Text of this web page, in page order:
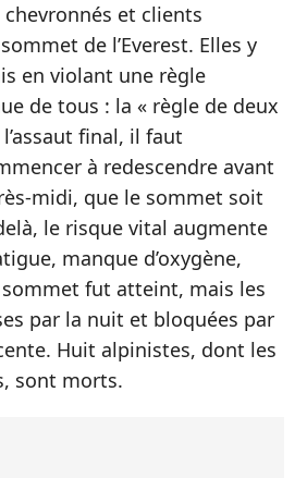
chevronnés et clients
de l’Everest. Elles y
en violant une règle
de tous : la « règle de deux
final, il faut
à redescendre avant
midi, que le sommet soit
le risque vital augmente
manque d’oxygène,
fut atteint, mais les
par la nuit et bloquées par
Huit alpinistes, dont les
sont morts.